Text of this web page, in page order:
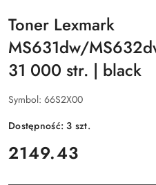
Toner Lexmark
MS631dw/
31 000 str. | black
Symbol: 66S2X00
Dostępność:3 szt.
cena:
2149.43